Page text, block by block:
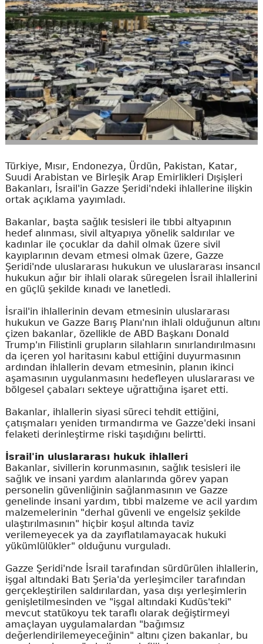
Türkiye, Mısır, Endonezya, Ürdün, Pakistan, Katar,
Suudi Arabistan ve Birleşik Arap Emirlikleri Dışişleri
Bakanları, İsrail'in Gazze Şeridi'ndeki ihlallerine ilişkin
ortak açıklama yayımladı.
Bakanlar, başta sağlık tesisleri ile tıbbi altyapının
hedef alınması, sivil altyapıya yönelik saldırılar ve
kadınlar ile çocuklar da dahil olmak üzere sivil
kayıplarının devam etmesi olmak üzere, Gazze
Şeridi'nde uluslararası hukukun ve uluslararası insancıl
hukukun ağır bir ihlali olarak süregelen İsrail ihlallerini
en güçlü şekilde kınadı ve lanetledi.
İsrail'in ihlallerinin devam etmesinin uluslararası
hukukun ve Gazze Barış Planı'nın ihlali olduğunun altını
çizen bakanlar, özellikle de ABD Başkanı Donald
Trump'ın Filistinli grupların silahların sınırlandırılmasını
da içeren yol haritasını kabul ettiğini duyurmasının
ardından ihlallerin devam etmesinin, planın ikinci
aşamasının uygulanmasını hedefleyen uluslararası ve
bölgesel çabaları sekteye uğrattığına işaret etti.
Bakanlar, ihlallerin siyasi süreci tehdit ettiğini,
çatışmaları yeniden tırmandırma ve Gazze'deki insani
felaketi derinleştirme riski taşıdığını belirtti.
İsrail'in uluslararası hukuk ihlalleri
Bakanlar, sivillerin korunmasının, sağlık tesisleri ile
sağlık ve insani yardım alanlarında görev yapan
personelin güvenliğinin sağlanmasının ve Gazze
genelinde insani yardım, tıbbi malzeme ve acil yardım
malzemelerinin "derhal güvenli ve engelsiz şekilde
ulaştırılmasının" hiçbir koşul altında taviz
verilemeyecek ya da zayıflatılamayacak hukuki
yükümlülükler" olduğunu vurguladı.
Gazze Şeridi'nde İsrail tarafından sürdürülen ihlallerin,
işgal altındaki Batı Şeria'da yerleşimciler tarafından
gerçekleştirilen saldırılardan, yasa dışı yerleşimlerin
genişletilmesinden ve "işgal altındaki Kudüs'teki"
mevcut statükoyu tek taraflı olarak değiştirmeyi
amaçlayan uygulamalardan "bağımsız
değerlendirilemeyeceğinin" altını çizen bakanlar, bu